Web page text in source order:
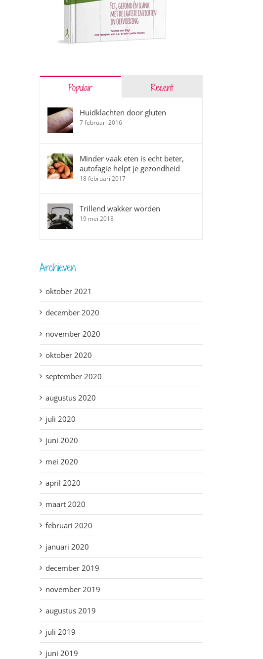
Populair Recent
Huidklachten door gluten
7 februari 2016
Minder vaak eten is echt beter,
autofagie helpt je gezondheid
18 februari 2017
Trillend wakker worden
19 mei 2018
Archieven
oktober 2021
december 2020
november 2020
oktober 2020
september 2020
augustus 2020
juli 2020
juni 2020
mei 2020
april 2020
maart 2020
februari 2020
januari 2020
december 2019
november 2019
augustus 2019
juli 2019
juni 2019